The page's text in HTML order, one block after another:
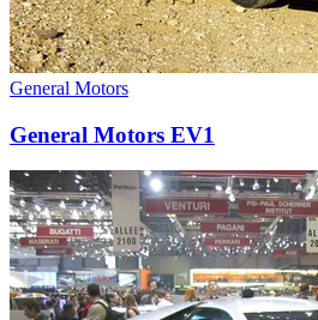
General Motors
General Motors EV1